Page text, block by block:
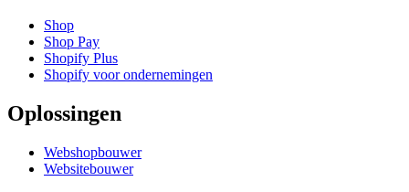
Shop
Shop Pay
Shopify Plus
Shopify voor ondernemingen
Oplossingen
Webshopbouwer
Websitebouwer